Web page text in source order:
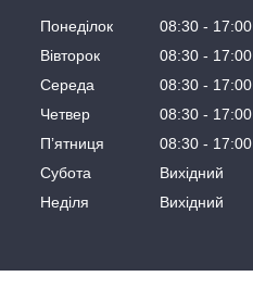
Понеділок 08:30
17:00
Вівторок
08:30
17:00
Середа
08:30
17:00
Четвер
08:30
17:00
Пʼятниця
08:30
17:00
Субота
Вихідний
Неділя
Вихідний